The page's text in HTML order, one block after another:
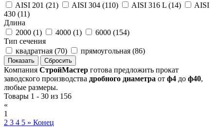
AISI 201 (21) AISI 304 (110) AISI 316 L (14)
AISI
430 (11)
Длина
2000 (1) 4000 (1) 6000 (154)
Тип сечения
квадратная (70) прямоугольная (86)
Компания СтройМастер готова предложить прокат
заводского производства дробного диаметра от ф4 до ф40,
любые размеры.
Товары 1 - 30 из 156
«
1
2 3 4 5 » Конец